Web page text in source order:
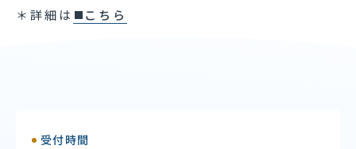
＊詳細は
こちら
受付時間